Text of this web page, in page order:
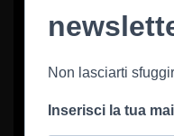
Non lasciarti
Inserisci la tua mail